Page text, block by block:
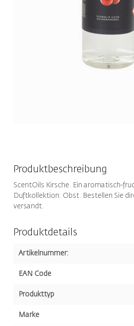
Produktbeschreibung
ScentOils Kirsche. Ein aromatisch-
Duftkollektion: Obst. Bestellen Sie
versandt.
Produktdetails
Artikelnummer:
EAN Code
Produkttyp
Marke